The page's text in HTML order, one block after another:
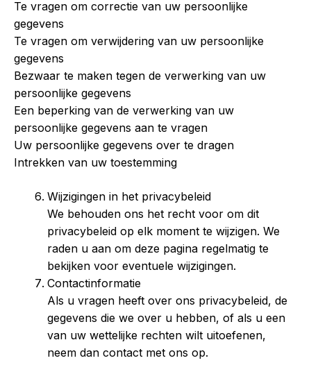
Te vragen om correctie van uw persoonlijke
gegevens
Te vragen om verwijdering van uw persoonlijke
gegevens
Bezwaar te maken tegen de verwerking van uw
persoonlijke gegevens
Een beperking van de verwerking van uw
persoonlijke gegevens aan te vragen
Uw persoonlijke gegevens over te dragen
Intrekken van uw toestemming
Wijzigingen in het privacybeleid
We behouden ons het recht voor om dit
privacybeleid op elk moment te wijzigen. We
raden u aan om deze pagina regelmatig te
bekijken voor eventuele wijzigingen.
Contactinformatie
Als u vragen heeft over ons privacybeleid, de
gegevens die we over u hebben, of als u een
van uw wettelijke rechten wilt uitoefenen,
neem dan contact met ons op.